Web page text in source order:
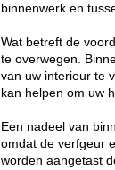
binnenwerk en
Wat betreft de
te overwegen.
van uw interieur te
kan helpen om uw
Een nadeel van
omdat de verfgeur
worden aangetast